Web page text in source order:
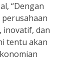
“Dengan
inovatif, dan
tentu akan